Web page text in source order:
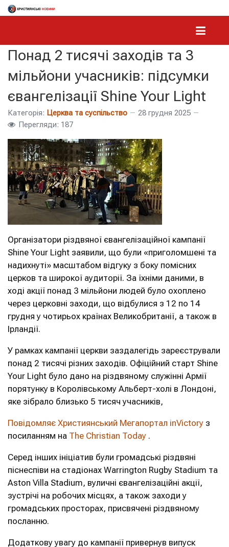
Понад 2 тисячі заходів та 3
мільйони учасників: підсумки
євангелізації Shine Your Light
Категорія: Церква та суспільство
28 грудня 2025
Перегляди: 187
Організатори різдвяної євангелізаційної кампанії
Shine Your Light заявили, що були «приголомшені та
надихнуті» масштабом відгуку з боку помісних
церков та широкої аудиторії. За їхніми даними, в
ході акції понад 3 мільйони людей було охоплено
через церковні заходи, що відбулися з 12 по 14
грудня у чотирьох країнах Великобританії, а також в
Ірландії.
У рамках кампанії церкви заздалегідь зареєстрували
понад 2 тисячі різних заходів. Офіційний старт Shine
Your Light було дано на різдвяному служінні Армії
порятунку в Королівському Альберт-холі в Лондоні,
яке зібрало близько 5 тисяч учасників,
Повідомляє Християнський Мегапортал inVictory з
посиланням на The Christian Today .
Серед інших ініціатив були громадські різдвяні
піснеспіви на стадіонах Warrington Rugby Stadium та
Aston Villa Stadium, вуличні євангелізаційні акції,
зустрічі на робочих місцях, а також заходи у
громадських просторах, присвячені різдвяному
посланню.
Додаткову увагу до кампанії привернув випуск